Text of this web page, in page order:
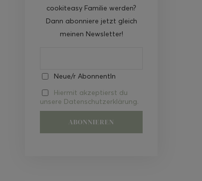
cookiteasy Familie werden?
Dann abonniere jetzt gleich
meinen Newsletter!
Neue/r AbonnentIn
Hiermit akzeptierst du
unsere Datenschutzerklärung.